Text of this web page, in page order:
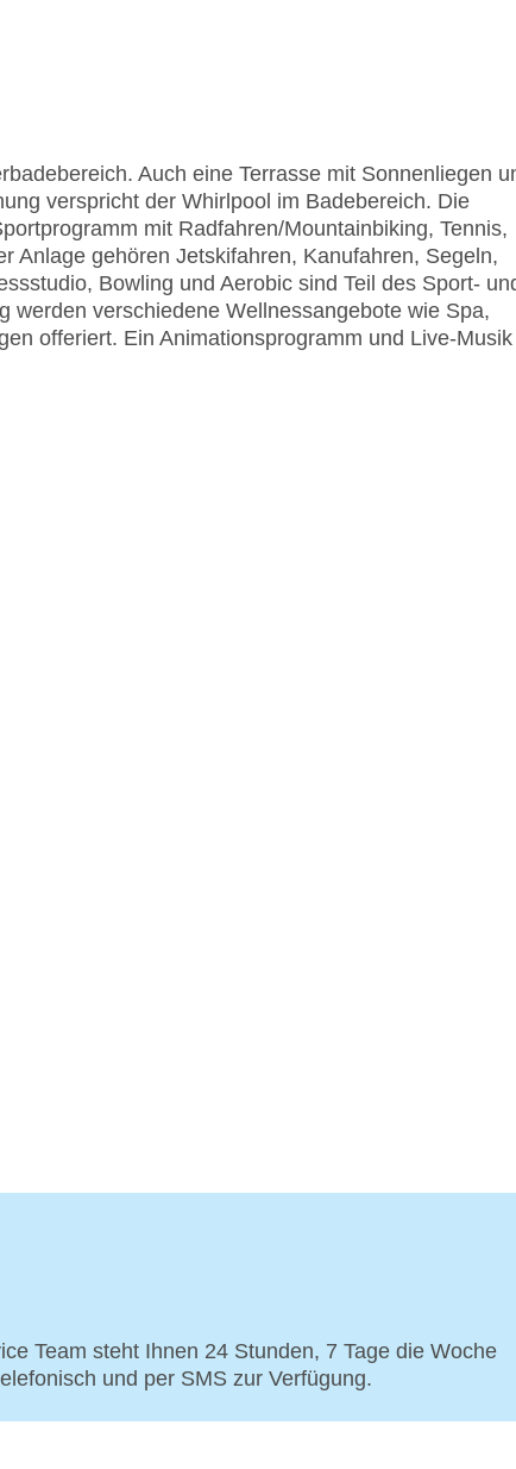
Auch eine Terrasse mit Sonnenliegen
verspricht der Whirlpool im Badebereich. Die
mit Radfahren/Mountainbiking, Tennis,
Anlage gehören Jetskifahren, Kanufahren, Segeln,
Bowling und Aerobic sind Teil des Sport-
werden verschiedene Wellnessangebote wie Spa,
offeriert. Ein Animationsprogramm und Live-Musik
Team steht Ihnen 24 Stunden, 7 Tage die Woche
und per SMS zur Verfügung.